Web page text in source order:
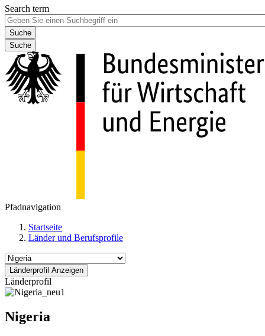
Search term
Suche
Pfadnavigation
Startseite
Länder und Berufsprofile
Länderprofil
Nigeria